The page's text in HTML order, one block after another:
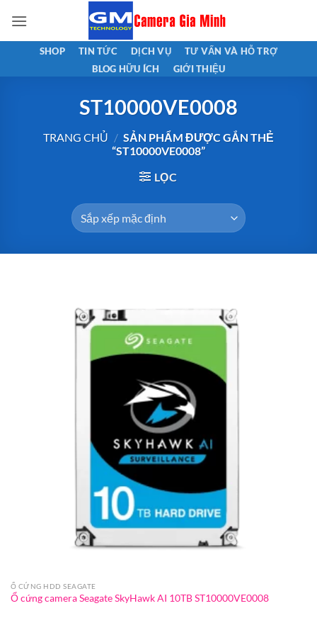
qua
nội
SHOP TIN TỨC DỊCH VỤ
TƯ VẤN VÀ HỖ TRỢ
BLOG HỮU ÍCH
GIỚI THIỆU
ST10000VE0008
TRANG CHỦ / SẢN PHẨM ĐƯỢC GẮN THẺ
“ST10000VE0008”
LỌC
Ổ CỨNG HDD SEAGATE
Ổ cứng camera Seagate SkyHawk AI 10TB ST10000VE0008